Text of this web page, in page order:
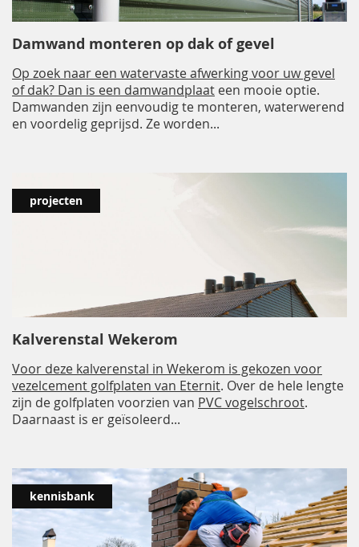
Damwand monteren op dak of gevel
Op zoek naar een watervaste afwerking voor uw gevel
of dak? Dan is een damwandplaat een mooie optie.
Damwanden zijn eenvoudig te monteren, waterwerend
en voordelig geprijsd. Ze worden...
projecten
Kalverenstal Wekerom
Voor deze kalverenstal in Wekerom is gekozen voor
vezelcement golfplaten van Eternit. Over de hele lengte
zijn de golfplaten voorzien van PVC vogelschroot.
Daarnaast is er geïsoleerd...
kennisbank